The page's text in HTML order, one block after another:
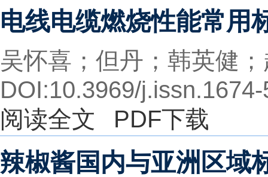
电线电缆燃烧性能常用
吴怀喜；但丹；韩英健
DOI:10.3969/
阅读全文
PDF下载
辣椒酱国内与亚洲区域